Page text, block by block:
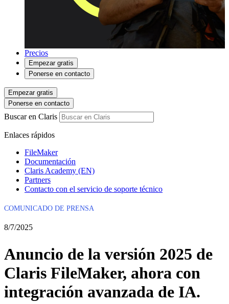
Precios
Empezar gratis
Ponerse en contacto
Empezar gratis
Ponerse en contacto
Buscar en Claris
Enlaces rápidos
FileMaker
Documentación
Claris Academy (EN)
Partners
Contacto con el servicio de soporte técnico
COMUNICADO DE PRENSA
8/7/2025
Anuncio de la versión 2025 de
Claris FileMaker, ahora con
integración avanzada de IA.